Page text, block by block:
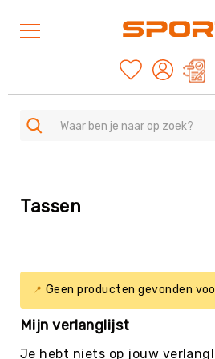
-
American
Football
&
Rugby
Archery
Tassen
Geen producten gevonden
Mijn verlanglijst
Je hebt niets op jouw